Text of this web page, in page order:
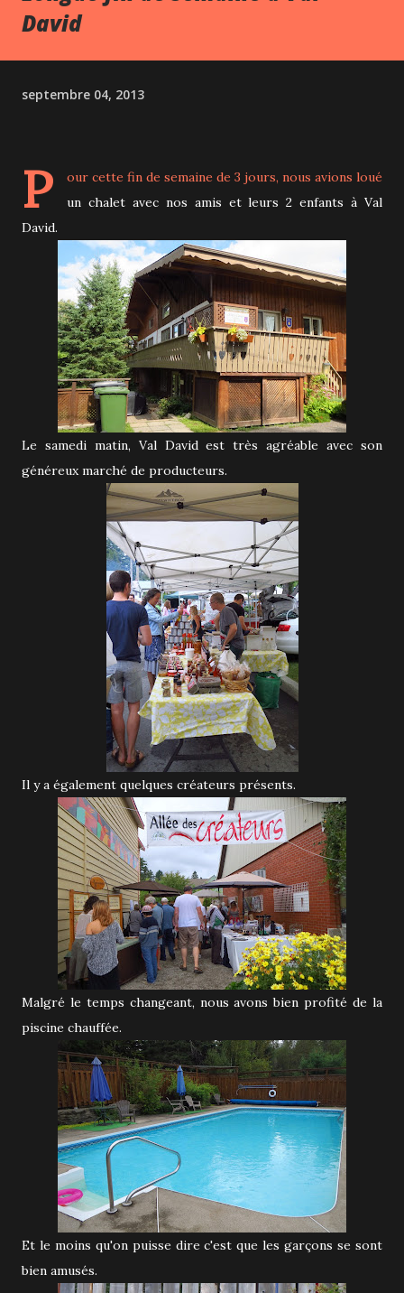
David
septembre 04, 2013
P
our cette fin de semaine de 3 jours, nous avions loué
un chalet avec nos amis et leurs 2 enfants à Val
David.
Le samedi matin, Val David est très agréable avec son
généreux marché de producteurs.
Il y a également quelques créateurs présents.
Malgré le temps changeant, nous avons bien profité de la
piscine chauffée.
Et le moins qu'on puisse dire c'est que les garçons se sont
bien amusés.